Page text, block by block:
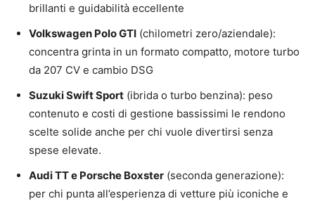
brillanti e guidabilità eccellente
Volkswagen Polo GTI (chilometri zero/aziendale):
concentra grinta in un formato compatto, motore turbo
da 207 CV e cambio DSG
Suzuki Swift Sport (ibrida o turbo benzina): peso
contenuto e costi di gestione bassissimi le rendono
scelte solide anche per chi vuole divertirsi senza
spese elevate.
Audi TT e Porsche Boxster (seconda generazione):
per chi punta all’esperienza di vetture più iconiche e